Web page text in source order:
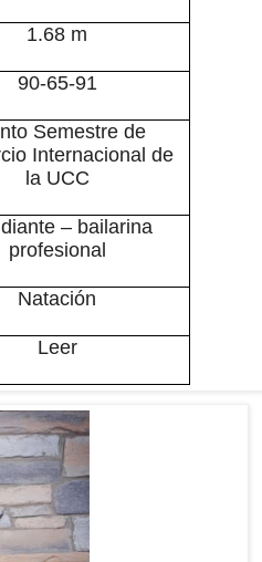
1.68 m
90-65-91
Semestre de
Internacional de
la UCC
– bailarina
profesional
Natación
Leer